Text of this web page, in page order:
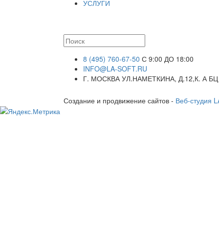
УСЛУГИ
8 (495) 760-67-50 С 9:00 ДО 18:00
INFO@LA-SOFT.RU
Г. МОСКВА УЛ.НАМЕТКИНА, Д.12,К. А
Создание и продвижение сайтов - Веб-студия